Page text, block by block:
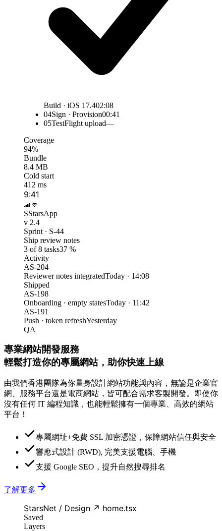
Build · iOS 17.402:08
04Sign · Provision00:41
05TestFlight upload—
Coverage
94%
Bundle
8.4 MB
Cold start
412 ms
9:41
SStarsApp
v 2.4
Sprint · S-44
Ship review notes
3 of 8 tasks37 %
Activity
AS-204
Reviewer notes integratedToday · 14:08
Shipped
AS-198
Onboarding · empty statesToday · 11:42
AS-191
Push · token refreshYesterday
QA
專業網站開發服務
輕鬆打造你的專屬網站，助你快速上線
由我們香港團隊為你量身設計網站功能與內容，無論是企業官
網、服務平台還是電商網站，皆可配合需求客製開發。即使你
沒有任何 IT 編程知識，也能輕鬆擁有一個專業、高效的網站
平台！
專屬網址+免費 SSL 加密憑證，保障網站信任與安全
響應式設計 (RWD), 完美支援電腦、手機
支援 Google SEO，提升自然搜尋排名
了解更多
StarsNet / Design ↗ home.tsx
Saved
Layers